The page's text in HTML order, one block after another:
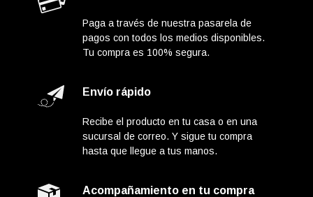
Paga a través de nuestra pasarela de
pagos con todos los medios disponibles.
Tu compra es 100% segura.
Envío rápido
Recibe el producto en tu casa o en una
sucursal de correo. Y sigue tu compra
hasta que llegue a tus manos.
Acompañamiento en tu compra